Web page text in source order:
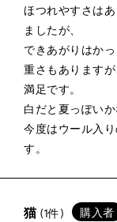
ほつれやすさは
ましたが、
できあがりはか
重さもあります
満足です。
白だと夏っぽい
今度はウール入
猫 1 購入者